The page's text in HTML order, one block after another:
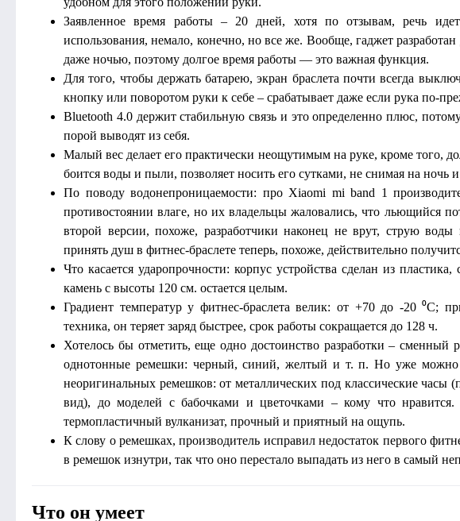
Заявленное время работы – 20 дней, хотя по отзывам, речь
использования, немало, конечно, но все же. Вообще, гаджет
даже ночью, поэтому долгое время работы — это важная функция.
Для того, чтобы держать батарею, экран браслета почти всегда
кнопку или поворотом руки к себе – срабатывает даже если рука по-
Bluetooth 4.0 держит стабильную связь и это определенно плюс,
порой выводят из себя.
Малый вес делает его практически неощутимым на руке, кроме того,
боится воды и пыли, позволяет носить его сутками, не снимая на ночь
По поводу водонепроницаемости: про Xiaomi mi band 1
противостоянии влаге, но их владельцы жаловались, что льющийся
второй версии, похоже, разработчики наконец не врут, струю
принять душ в фитнес-браслете теперь, похоже, действительно
Что касается ударопрочности: корпус устройства сделан из
камень с высоты 120 см. остается целым.
Градиент температур у фитнес-браслета велик: от +70 до -20 ⁰С;
техника, он теряет заряд быстрее, срок работы сокращается до 128 ч.
Хотелось бы отметить, еще одно достоинство разработки –
однотонные ремешки: черный, синий, желтый и т. п. Но уже можно
неоригинальных ремешков: от металлических под классические
вид), до моделей с бабочками и цветочками – кому что
термопластичный вулканизат, прочный и приятный на ощупь.
К слову о ремешках, производитель исправил недостаток первого
в ремешок изнутри, так что оно перестало выпадать из него в самый
Что он умеет